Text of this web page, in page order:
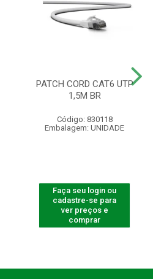
PATCH CORD CAT6 UTP
1,5M BR
Código: 830118
Embalagem: UNIDADE
Faça seu login ou
cadastre-se para
ver preços e
comprar